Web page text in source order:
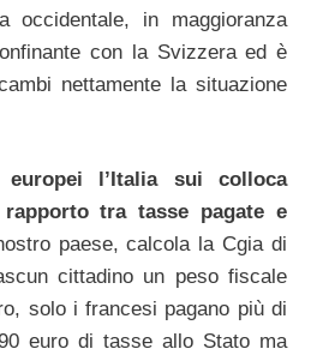
occidentale, in maggioranza
con la Svizzera ed è
nettamente la situazione
l’Italia sui colloca
tra tasse pagate e
paese, calcola la Cgia di
cittadino un peso fiscale
solo i francesi pagano più di
euro di tasse allo Stato ma